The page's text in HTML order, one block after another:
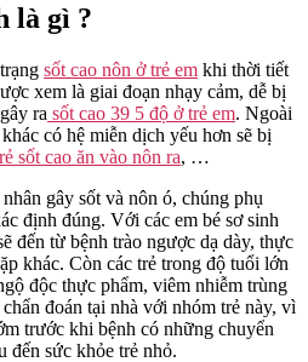
Trạng
Này?
là gì ?
sốt cao nôn ở trẻ em khi thời tiết
xem là giai đoạn nhạy cảm, dễ bị
ra sốt cao 39 5 độ ở trẻ em. Ngoài
có hệ miễn dịch yếu hơn sẽ bị
sốt cao ăn vào nôn ra, …
gây sốt và nôn ó, chúng phụ
định đúng. Với các em bé sơ sinh
đến từ bệnh trào ngược dạ dày, thực
khác. Còn các trẻ trong độ tuổi lớn
độc thực phẩm, viêm nhiễm trùng
đoán tại nhà với nhóm trẻ này, vì
trước khi bệnh có những chuyển
đến sức khỏe trẻ nhỏ.